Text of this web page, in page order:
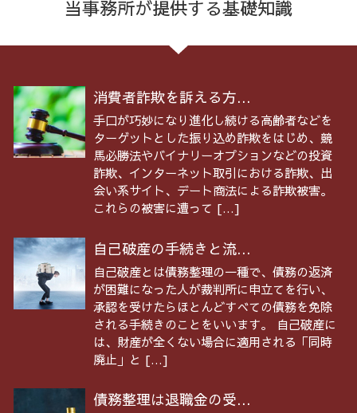
当事務所が提供する基礎知識
消費者詐欺を訴える方...
手口が巧妙になり進化し続ける高齢者などを
ターゲットとした振り込め詐欺をはじめ、競
馬必勝法やバイナリーオプションなどの投資
詐欺、インターネット取引における詐欺、出
会い系サイト、デート商法による詐欺被害。
これらの被害に遭って […]
自己破産の手続きと流...
自己破産とは債務整理の一種で、債務の返済
が困難になった人が裁判所に申立てを行い、
承認を受けたらほとんどすべての債務を免除
される手続きのことをいいます。 自己破産に
は、財産が全くない場合に適用される「同時
廃止」と […]
債務整理は退職金の受...